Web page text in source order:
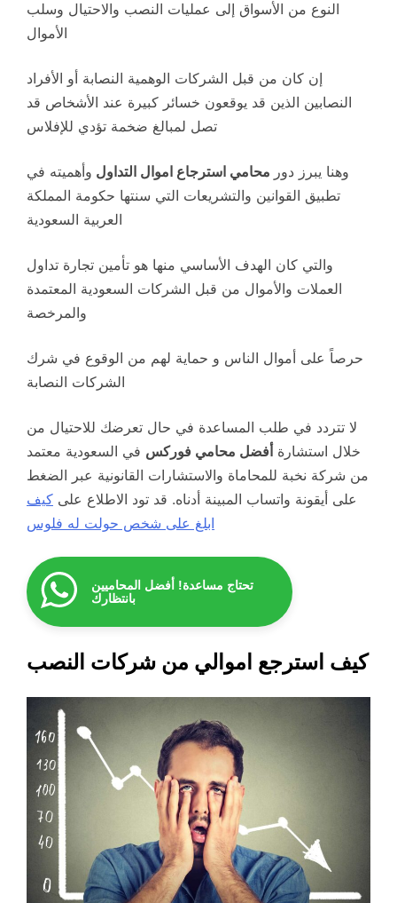
النوع من الأسواق إلى عمليات النصب والاحتيال وسلب
إن كان من قبل الشركات الوهمية النصابة أو الأفراد
النصابين الذين قد يوقعون خسائر كبيرة عند الأشخاص قد
تصل لمبالغ ضخمة تؤدي للإفلاس
وهنا يبرز دور محامي استرجاع اموال التداول وأهميته في
تطبيق القوانين والتشريعات التي سنتها حكومة المملكة
العربية السعودية
والتي كان الهدف الأساسي منها هو تأمين تجارة تداول
العملات والأموال من قبل الشركات السعودية المعتمدة
والمرخصة
حرصاً على أموال الناس و حماية لهم من الوقوع في شرك
لا تتردد في طلب المساعدة في حال تعرضك للاحتيال من
خلال استشارةأفضل محامي فوركس في السعودية معتمد
من شركة نخبة للمحاماة والاستشارات القانونية عبر الضغط
على أيقونة واتساب المبينة أدناه. قد تود الاطلاع على كيف
ابلغ على شخص حولت له فلوس
تحتاج مساعدة! أفضل المحاميين
بانتظارك
كيف استرجع اموالي من شركات النصب